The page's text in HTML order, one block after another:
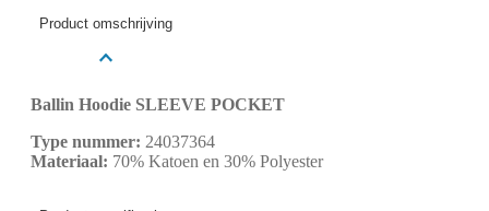
Product omschrijving
Ballin Hoodie SLEEVE POCKET
Type nummer: 24037364
Materiaal: 70% Katoen en 30% Polyester